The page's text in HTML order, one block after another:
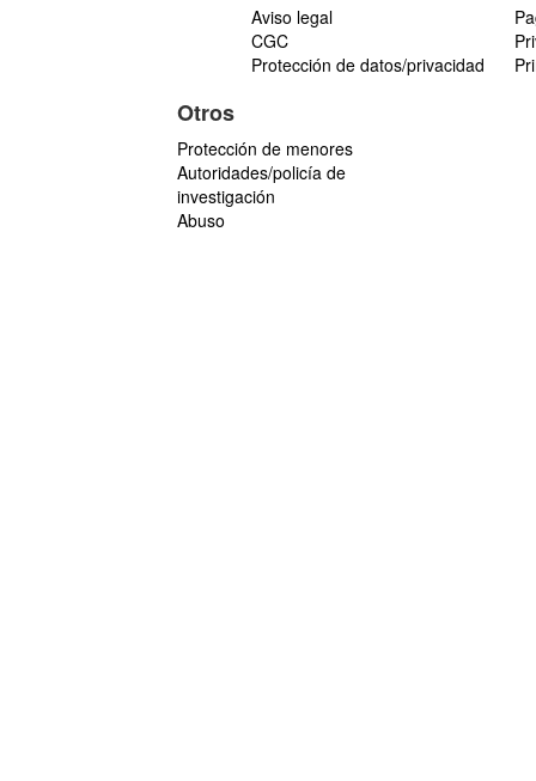
Aviso legal
CGC
Protección de datos/privacidad
Otros
Protección de menores
Autoridades/policía de
investigación
Abuso